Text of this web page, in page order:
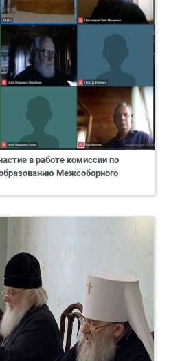
в работе комиссии по
Межсоборного